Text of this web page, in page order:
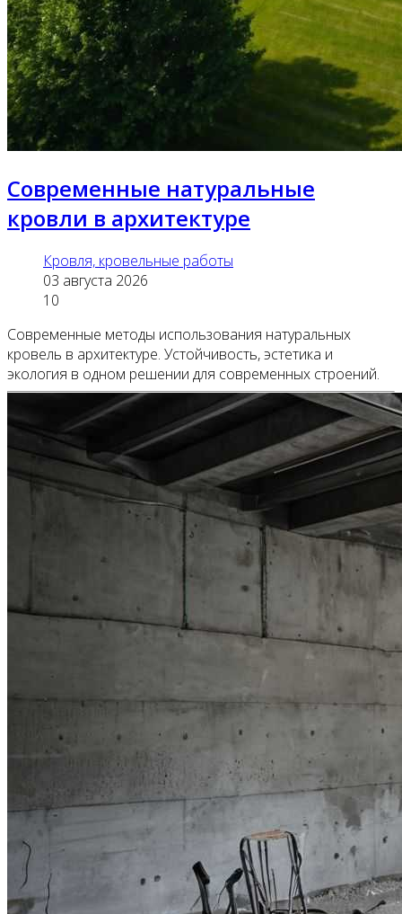
Современные натуральные
кровли в архитектуре
Кровля, кровельные работы
03 августа 2026
10
Современные методы использования натуральных
кровель в архитектуре. Устойчивость, эстетика и
экология в одном решении для современных строений.